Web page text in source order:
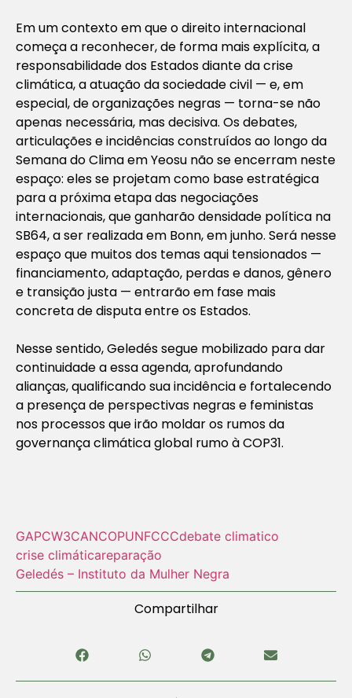
Em um contexto em que o direito internacional
começa a reconhecer, de forma mais explícita, a
responsabilidade dos Estados diante da crise
climática, a atuação da sociedade civil — e, em
especial, de organizações negras — torna-se não
apenas necessária, mas decisiva. Os debates,
articulações e incidências construídos ao longo da
Semana do Clima em Yeosu não se encerram neste
espaço: eles se projetam como base estratégica
para a próxima etapa das negociações
internacionais, que ganharão densidade política na
SB64, a ser realizada em Bonn, em junho. Será nesse
espaço que muitos dos temas aqui tensionados —
financiamento, adaptação, perdas e danos, gênero
e transição justa — entrarão em fase mais
concreta de disputa entre os Estados.
Nesse sentido, Geledés segue mobilizado para dar
continuidade a essa agenda, aprofundando
alianças, qualificando sua incidência e fortalecendo
a presença de perspectivas negras e feministas
nos processos que irão moldar os rumos da
governança climática global rumo à COP31.
GAPCW3CANCOPUNFCCCdebate climatico
crise climáticareparação
Geledés – Instituto da Mulher Negra
Compartilhar